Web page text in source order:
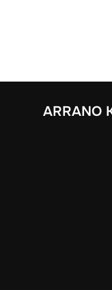
ARRANO